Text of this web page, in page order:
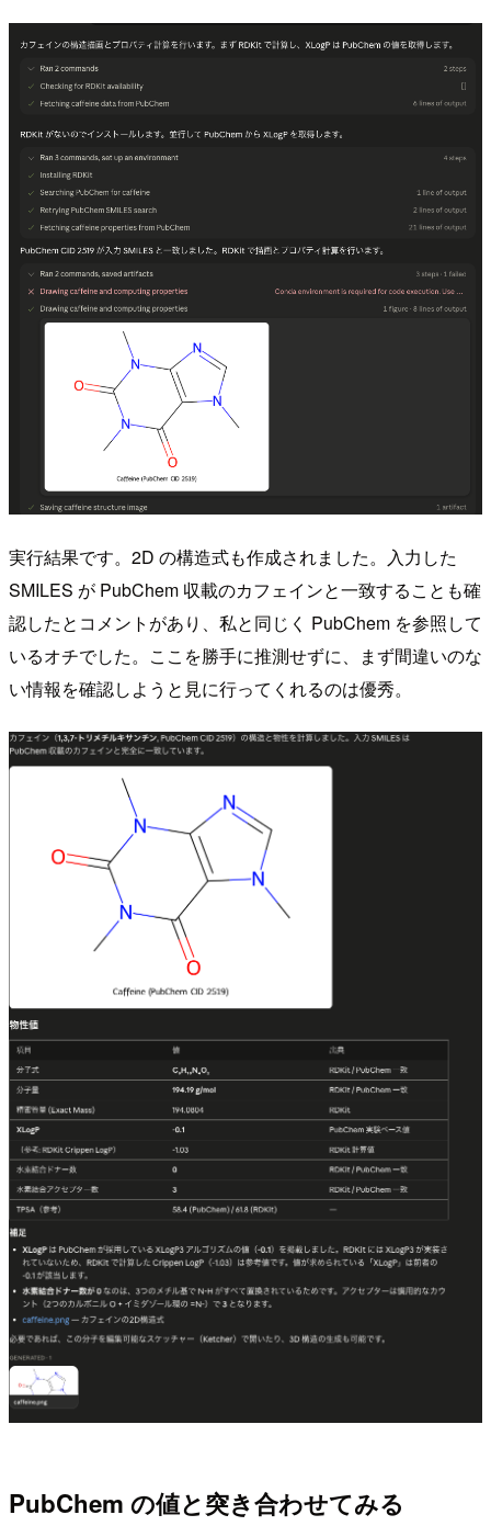
実行結果です。2D の構造式も作成されました。入力した
SMILES が PubChem 収載のカフェインと一致することも確
認したとコメントがあり、私と同じく PubChem を参照して
いるオチでした。ここを勝手に推測せずに、まず間違いのな
い情報を確認しようと見に行ってくれるのは優秀。
PubChem の値と突き合わせてみる